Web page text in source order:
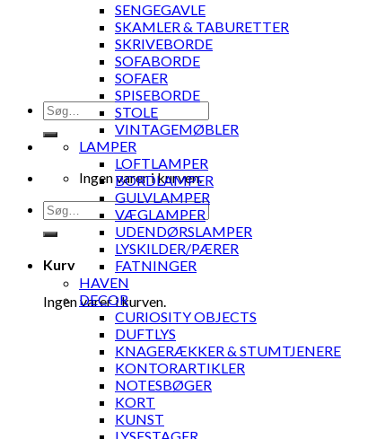
Søg
efter:
Ingen varer i kurven.
Søg
efter:
Kurv
Ingen varer i kurven.
SENGEGAVLE
SKAMLER & TABURETTER
SKRIVEBORDE
SOFABORDE
SOFAER
SPISEBORDE
STOLE
VINTAGEMØBLER
LAMPER
LOFTLAMPER
BORDLAMPER
GULVLAMPER
VÆGLAMPER
UDENDØRSLAMPER
LYSKILDER/PÆRER
FATNINGER
HAVEN
DECOR
CURIOSITY OBJECTS
DUFTLYS
KNAGERÆKKER & STUMTJENERE
KONTORARTIKLER
NOTESBØGER
KORT
KUNST